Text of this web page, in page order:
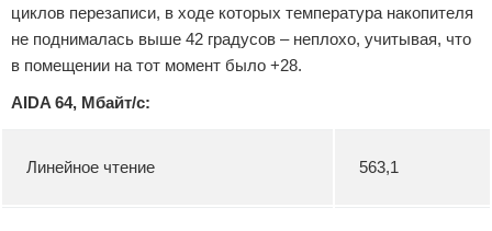
циклов перезаписи, в ходе которых температура накопителя
не поднималась выше 42 градусов – неплохо, учитывая, что
в помещении на тот момент было +28.
AIDA 64, Мбайт/с:
Линейное чтение 563,1